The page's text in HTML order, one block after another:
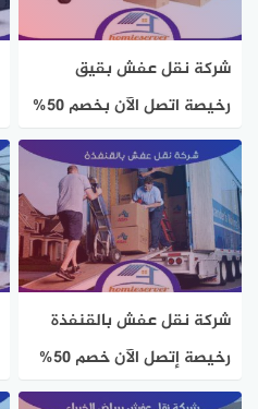
شركة نقل عفش بقيق
رخيصة اتصل الآن بخصم 50%
هوم سيرفر
شركة نقل عفش بالقنفذة
رخيصة إتصل الآن خصم 50%
هوم سيرفر